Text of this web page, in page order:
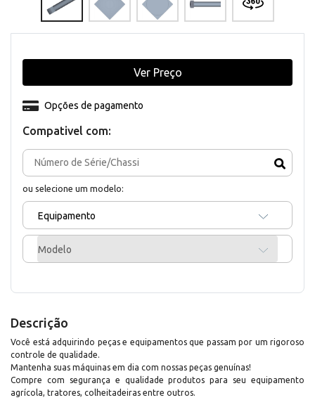
Compativel com:
ou selecione um modelo:
Equipamento
Modelo
Opções de pagamento
Ver Preço
Descrição
Você está adquirindo peças e equipamentos que passam por um rigoroso
controle de qualidade.
Mantenha suas máquinas em dia com nossas peças genuínas!
Compre com segurança e qualidade produtos para seu equipamento
agrícola, tratores, colheitadeiras entre outros.